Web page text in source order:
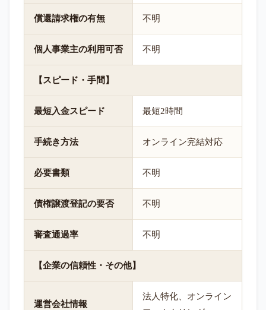
償還請求権の有無 不明
個人事業主の利用可否 不明
【スピード・手間】
最短入金スピード 最短2時間
手続き方法 オンライン完結対応
必要書類 不明
債権譲渡登記の要否 不明
審査通過率 不明
【企業の信頼性・その他】
運営会社情報
法人特化、オンライン